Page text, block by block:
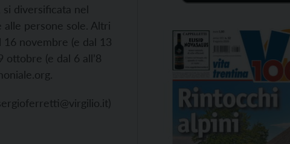
diversificata nel
alle persone sole. Altri
novembre (e dal 13
(e dal 6 all’8
.
)